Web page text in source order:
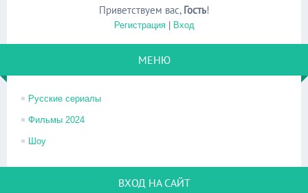
Приветствуем вас, Гость!
Регистрация| Вход
МЕНЮ
Русские сериалы
Фильмы 2024
Шоу
ВХОД НА САЙТ